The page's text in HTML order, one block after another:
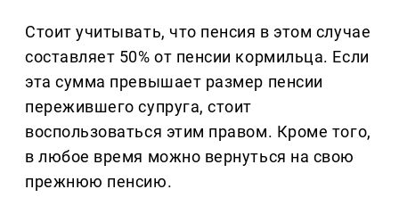
Стоит учитывать, что пенсия в этом случае
составляет 50% от пенсии кормильца. Если
эта сумма превышает размер пенсии
пережившего супруга, стоит
воспользоваться этим правом. Кроме того,
в любое время можно вернуться на свою
прежнюю пенсию.